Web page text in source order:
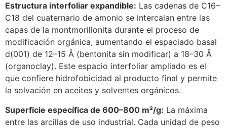
Estructura interfoliar expandible: Las cadenas de C16–
C18 del cuaternario de amonio se intercalan entre las
capas de la montmorillonita durante el proceso de
modificación orgánica, aumentando el espaciado basal
d(001) de 12–15 Å (bentonita sin modificar) a 18–30 Å
(organoclay). Este espacio interfoliar ampliado es el
que confiere hidrofobicidad al producto final y permite
la solvación en aceites y solventes orgánicos.
Superficie específica de 600–800 m²/g: La máxima
entre las arcillas de uso industrial. Cada unidad de peso